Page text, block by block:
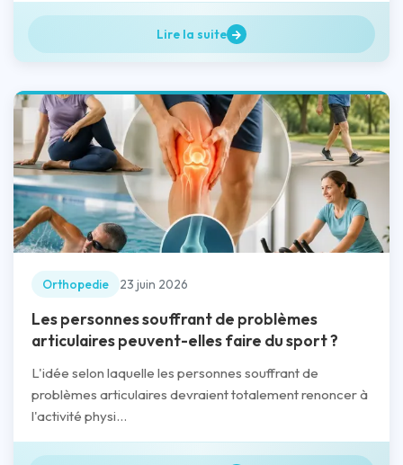
Lire la suite
Orthopedie 23 juin 2026
Les personnes souffrant de problèmes
articulaires peuvent-elles faire du sport ?
L'idée selon laquelle les personnes souffrant de
problèmes articulaires devraient totalement renoncer à
l'activité physi...